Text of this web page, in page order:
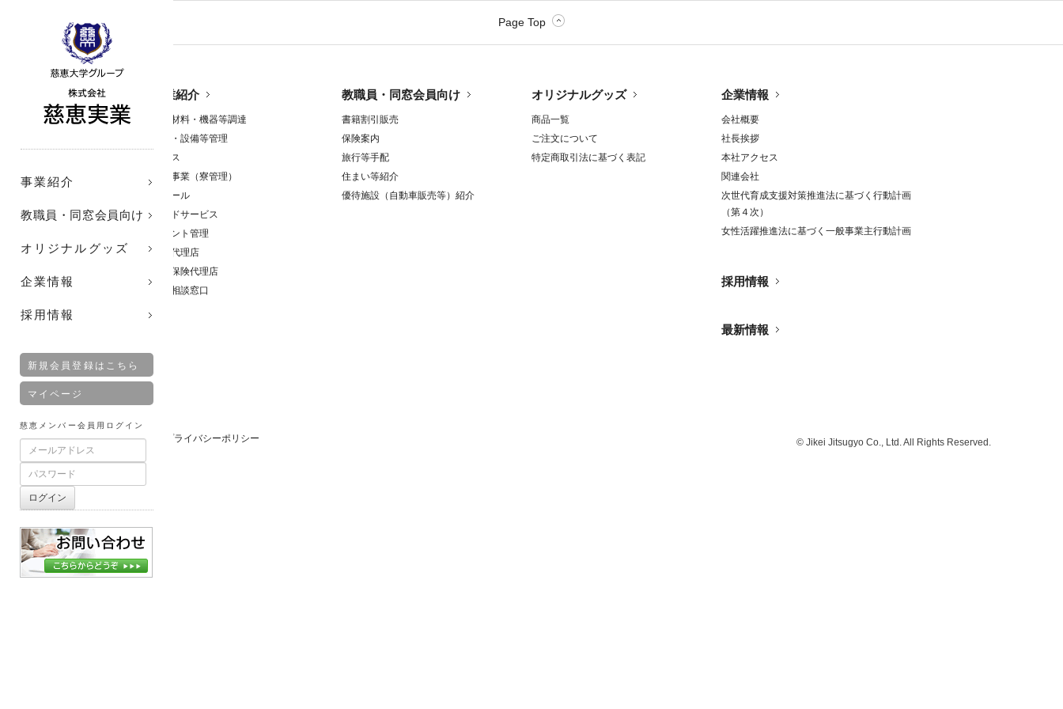
事業紹介
教職員・同窓会員向け
オリジナルグッズ
企業情報
採用情報
新規会員登録はこちら
マイページ
慈恵メンバー会員用ログイン
ID:
パ
ス
ワ
ド:
ログイン
Page Top
事業紹介
医療材料・機器等調達
警備・設備等管理
リース
ビル事業（寮管理）
リテール
フードサービス
テナント管理
旅行代理店
損害保険代理店
住宅相談窓口
教職員・同窓会員向け
書籍割引販売
保険案内
旅行等手配
住まい等紹介
優待施設（自動車販売等）紹介
オリジナルグッズ
商品一覧
ご注文について
特定商取引法に基づく表記
企業情報
会社概要
社長挨拶
本社アクセス
関連会社
次世代育成支援対策推進法に基づく行動計画
（第４次）
女性活躍推進法に基づく一般事業主行動計画
採用情報
最新情報
サイトマップ プライバシーポリシー © Jikei Jitsugyo Co., Ltd. All Rights Reserved.